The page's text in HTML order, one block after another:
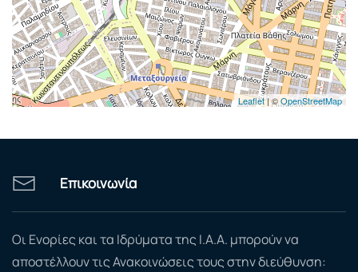
Leaflet| ©OpenStreetMap
Επικοινωνία
Οι Ενορίες και τα Ιδρύματα της Ι.Α.Α. μπορούν να
αποστέλλουν τις Ανακοινώσεις τους στην διεύθυνση: